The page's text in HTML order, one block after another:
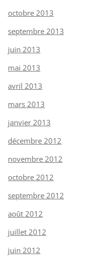
octobre 2013
septembre 2013
juin 2013
mai 2013
avril 2013
mars 2013
janvier 2013
décembre 2012
novembre 2012
octobre 2012
septembre 2012
août 2012
juillet 2012
juin 2012